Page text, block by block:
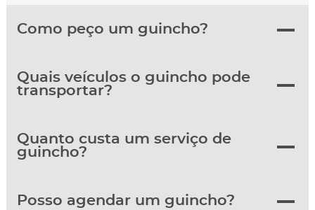
Como peço um guincho?
Quais veículos o guincho pode
transportar?
Quanto custa um serviço de
guincho?
Posso agendar um guincho?